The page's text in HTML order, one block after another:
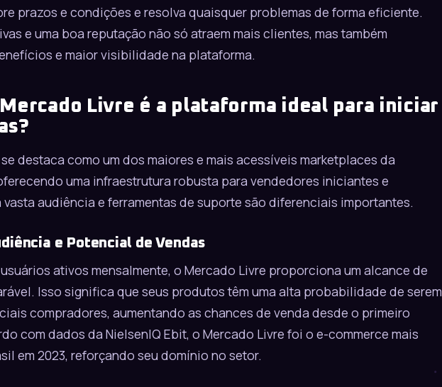
prazos e condições e resolva quaisquer problemas de forma eficiente.
e uma boa reputação não só atraem mais clientes, mas também
e maior visibilidade na plataforma.
Mercado Livre é a plataforma ideal para iniciar
se destaca como um dos maiores e mais acessíveis marketplaces da
uma infraestrutura robusta para vendedores iniciantes e
vasta audiência e ferramentas de suporte são diferenciais importantes.
e Potencial de Vendas
ativos mensalmente, o Mercado Livre proporciona um alcance de
Isso significa que seus produtos têm uma alta probabilidade de serem
compradores, aumentando as chances de venda desde o primeiro
com dados da NielsenIQ Ebit, o Mercado Livre foi o e-commerce mais
em 2023, reforçando seu domínio no setor.